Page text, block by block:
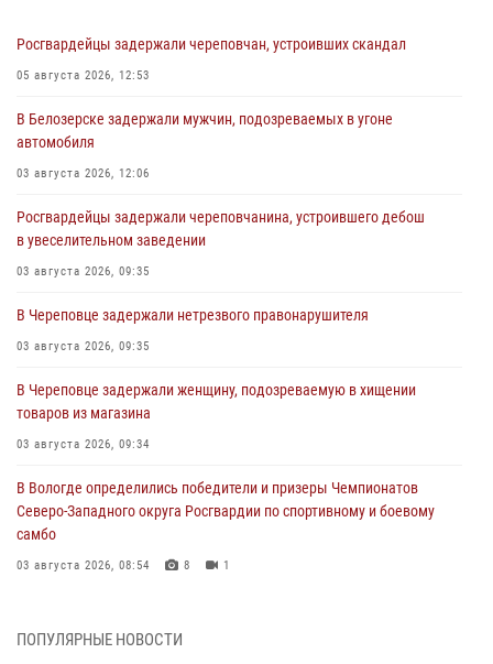
Росгвардейцы задержали череповчан, устроивших скандал
05 августа 2026, 12:53
В Белозерске задержали мужчин, подозреваемых в угоне
автомобиля
03 августа 2026, 12:06
Росгвардейцы задержали череповчанина, устроившего дебош
в увеселительном заведении
03 августа 2026, 09:35
В Череповце задержали нетрезвого правонарушителя
03 августа 2026, 09:35
В Череповце задержали женщину, подозреваемую в хищении
товаров из магазина
03 августа 2026, 09:34
В Вологде определились победители и призеры Чемпионатов
Северо-Западного округа Росгвардии по спортивному и боевому
самбо
03 августа 2026, 08:54 8 1
ОХРАНЫ РОСГВАРДИИ В ВОЛОГОДСКОЙ ОБЛАСТИ ЗАДЕРЖАНО 23
ПОПУЛЯРНЫЕ НОВОСТИ